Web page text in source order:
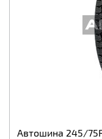
Автошина 245/